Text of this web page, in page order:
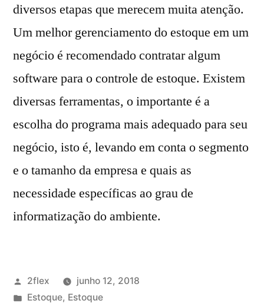
diversos etapas que merecem muita atenção.
Um melhor gerenciamento do estoque em um
negócio é recomendado contratar algum
software para o controle de estoque. Existem
diversas ferramentas, o importante é a
escolha do programa mais adequado para seu
negócio, isto é, levando em conta o segmento
e o tamanho da empresa e quais as
necessidade específicas ao grau de
informatização do ambiente.
2flex
junho 12, 2018
Estoque, Estoque